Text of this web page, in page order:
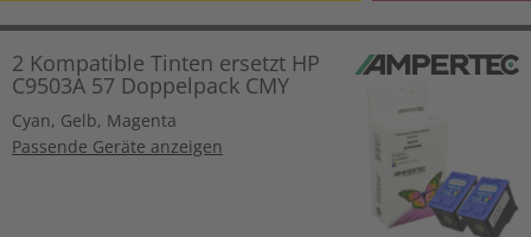
2 Kompatible Tinten ersetzt HP
C9503A 57 Doppelpack CMY
Cyan, Gelb, Magenta
Passende Geräte anzeigen